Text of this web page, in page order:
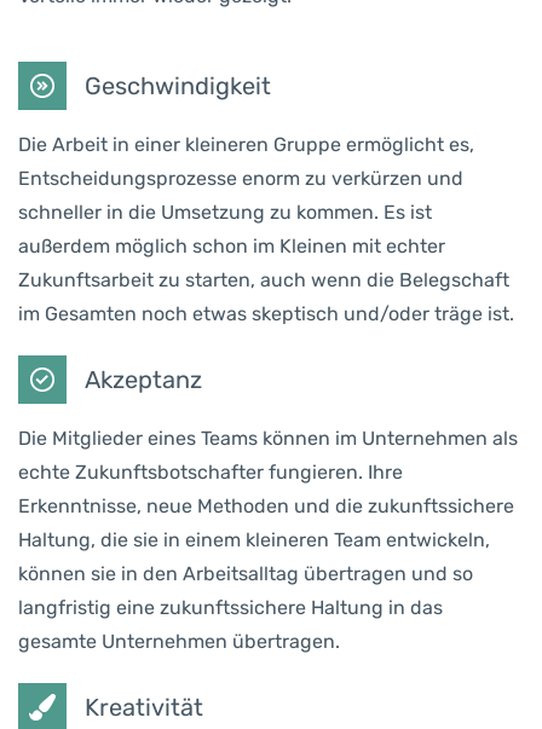
Geschwindigkeit
Die Arbeit in einer kleineren Gruppe ermöglicht es,
Entscheidungsprozesse enorm zu verkürzen und
schneller in die Umsetzung zu kommen. Es ist
außerdem möglich schon im Kleinen mit echter
Zukunftsarbeit zu starten, auch wenn die Belegschaft
im Gesamten noch etwas skeptisch und/oder träge ist.
Akzeptanz
Die Mitglieder eines Teams können im Unternehmen als
echte Zukunftsbotschafter fungieren. Ihre
Erkenntnisse, neue Methoden und die zukunftssichere
Haltung, die sie in einem kleineren Team entwickeln,
können sie in den Arbeitsalltag übertragen und so
langfristig eine zukunftssichere Haltung in das
gesamte Unternehmen übertragen.
Kreativität